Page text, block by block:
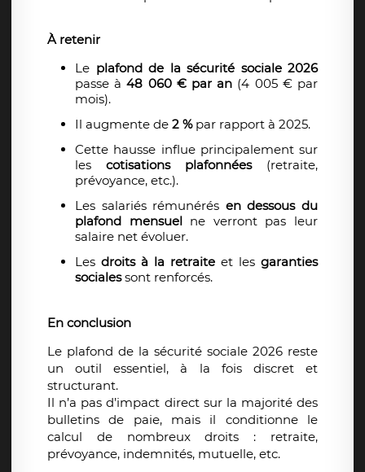
À retenir
Le plafond de la sécurité sociale 2026
passe à48 060 € par an (4 005 € par
mois).
Il augmente de 2 %par rapport à 2025.
Cette hausse influe principalement sur
les cotisations plafonnées(retraite,
prévoyance, etc.).
Les salariés rémunérés en dessous du
plafond mensuelne verront pas leur
salaire net évoluer.
Les droits à la retraite et les garanties
socialessont renforcés.
En conclusion
Le plafond de la sécurité sociale 2026 reste
un outil essentiel, à la fois discret et
structurant.
Il n’a pas d’impact direct sur la majorité des
bulletins de paie, mais il conditionne le
calcul de nombreux droits : retraite,
prévoyance, indemnités, mutuelle, etc.